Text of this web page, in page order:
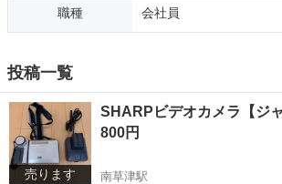
職種 会社員
投稿一覧
売ります
SHARPビデオカメラ【ジャ
800円
南草津駅